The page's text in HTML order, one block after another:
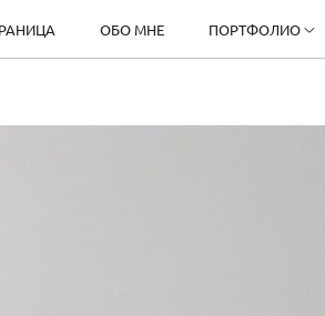
ОБО МНЕ ПОРТФОЛИО